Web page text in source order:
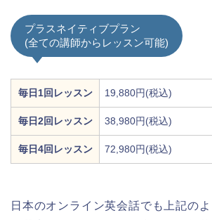
プラスネイティブプラン
(全ての講師からレッスン可能)
毎日1回レッスン 19,880円(税込)
毎日2回レッスン 38,980円(税込)
毎日4回レッスン 72,980円(税込)
日本のオンライン英会話でも上記の